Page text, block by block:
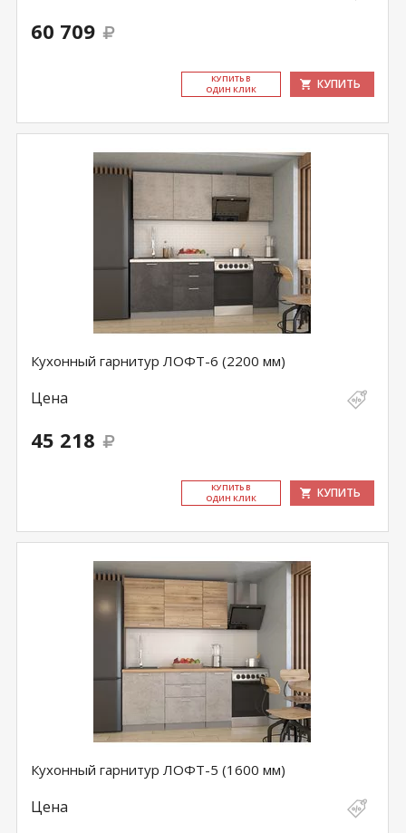
60 709
КУ­ПИТЬ В
ОДИН КЛИК
КУПИТЬ
Кухонный гарнитур ЛОФТ-6 (2200 мм)
Цена
45 218
КУ­ПИТЬ В
ОДИН КЛИК
КУПИТЬ
Кухонный гарнитур ЛОФТ-5 (1600 мм)
Цена